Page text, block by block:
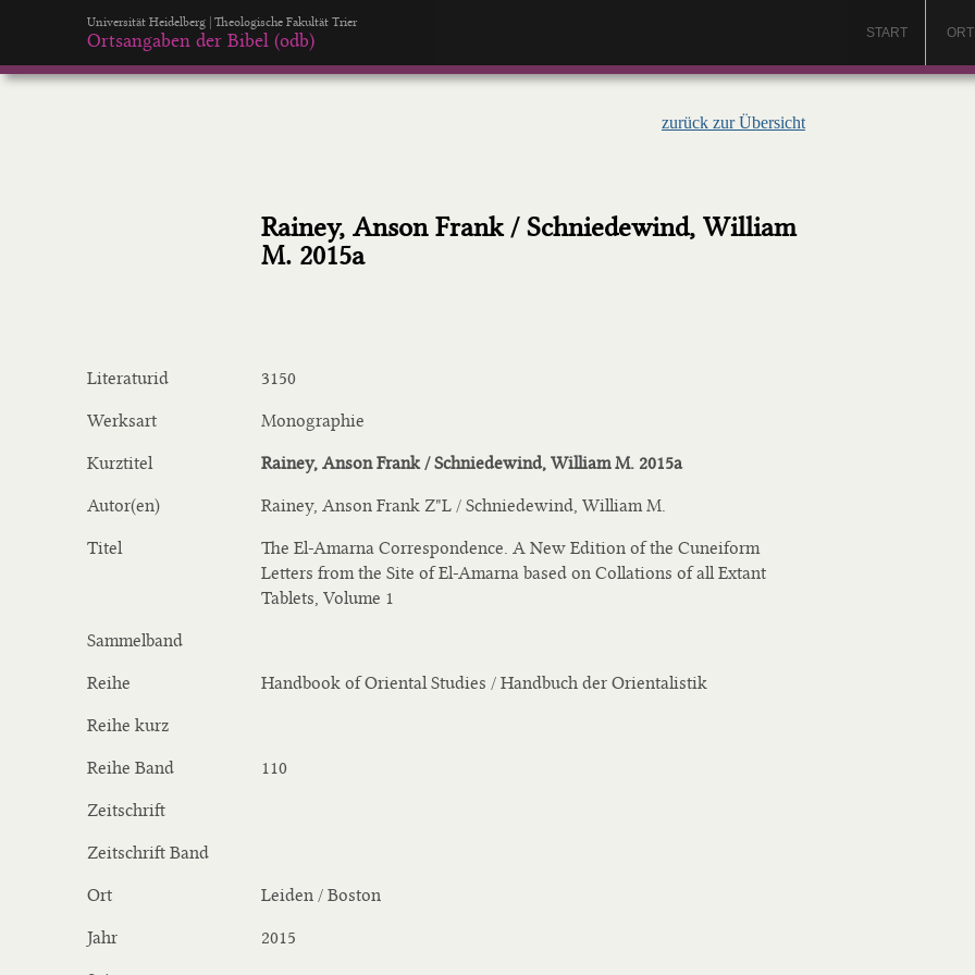
Universität Heidelberg | Theologische Fakultät Trier
Ortsangaben der Bibel (odb) START
zurück zur Übersicht
Rainey, Anson Frank / Schniedewind, William
M. 2015a
Literaturid 3150
Werksart Monographie
Kurztitel Rainey, Anson Frank / Schniedewind, William M. 2015a
Autor(en) Rainey, Anson Frank Z"L / Schniedewind, William M.
Titel
The El-Amarna Correspondence. A New Edition of the Cuneiform
Letters from the Site of El-Amarna based on Collations of all Extant
Tablets, Volume 1
Sammelband
Reihe Handbook of Oriental Studies / Handbuch der Orientalistik
Reihe kurz
Reihe Band 110
Zeitschrift
Zeitschrift Band
Ort Leiden / Boston
Jahr 2015